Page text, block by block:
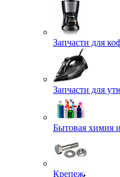
Запчасти для
Запчасти для
Бытовая химия
Крепеж